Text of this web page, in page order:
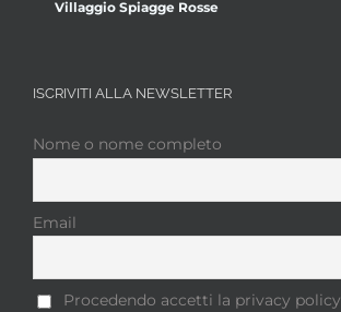
Villaggio Spiagge Rosse
ISCRIVITI ALLA NEWSLETTER
Nome o nome completo
Email
Procedendo accetti la privacy policy